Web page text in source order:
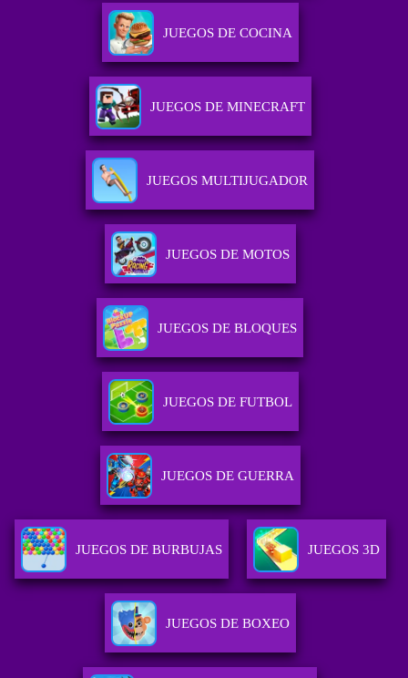
JUEGOS DE COCINA
JUEGOS DE MINECRAFT
JUEGOS MULTIJUGADOR
JUEGOS DE MOTOS
JUEGOS DE BLOQUES
JUEGOS DE FUTBOL
JUEGOS DE GUERRA
JUEGOS DE BURBUJAS JUEGOS 3D
JUEGOS DE BOXEO